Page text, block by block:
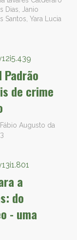
Dias, Janio
Santos, Yara Lucia
de crime
Augusto da
a
do
- uma